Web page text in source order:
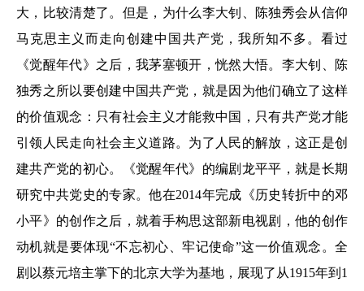
大，比较清楚了。但是，为什么李大钊、陈独秀会从信仰
马克思主义而走向创建中国共产党，我所知不多。看过
《觉醒年代》之后，我茅塞顿开，恍然大悟。李大钊、陈
独秀之所以要创建中国共产党，就是因为他们确立了这样
的价值观念：只有社会主义才能救中国，只有共产党才能
引领人民走向社会主义道路。为了人民的解放，这正是创
建共产党的初心。《觉醒年代》的编剧龙平平，就是长期
研究中共党史的专家。他在2014年完成《历史转折中的邓
小平》的创作之后，就着手构思这部新电视剧，他的创作
动机就是要体现“不忘初心、牢记使命”这一价值观念。全
剧以蔡元培主掌下的北京大学为基地，展现了从1915年到1